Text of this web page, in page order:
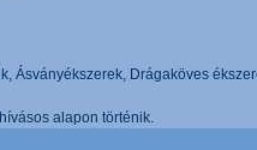
Ásványékszerek, Drágaköves
alapon történik.